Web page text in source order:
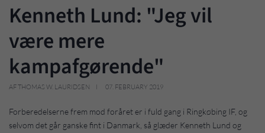
Kenneth Lund: "Jeg vil
være mere
kampafgørende"
AF THOMAS W. LAURIDSEN 07. FEBRUARY 2019
Forberedelserne frem mod foråret er i fuld gang i Ringkøbing IF, og
selvom det går ganske fint i Danmark, så glæder Kenneth Lund og